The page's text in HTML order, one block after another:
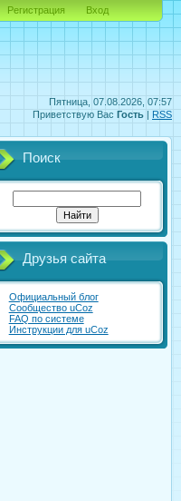
Пятница, 07.08.2026, 07:57
Приветствую Вас Гость | RSS
Регистрация Вход
Поиск
Друзья сайта
Официальный блог
Сообщество uCoz
FAQ по системе
Инструкции для uCoz